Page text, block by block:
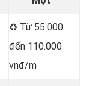
♻️ Từ 55.000
đến 110.000
vnđ/m